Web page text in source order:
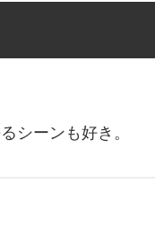
シーンも好き。